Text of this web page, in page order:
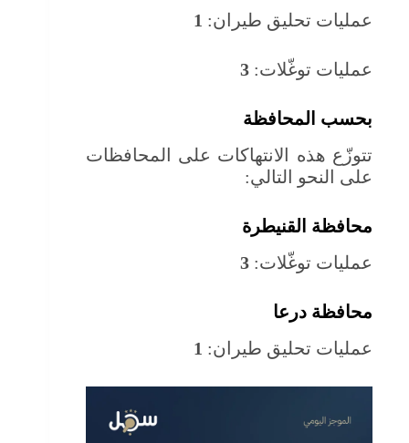
عمليات تحليق طيران: 1
عمليات توغّلات: 3
بحسب المحافظة
تتوزّع هذه الانتهاكات على المحافظات
على النحو التالي:
محافظة القنيطرة
عمليات توغّلات: 3
محافظة درعا
عمليات تحليق طيران: 1